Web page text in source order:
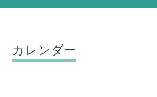
カレンダー